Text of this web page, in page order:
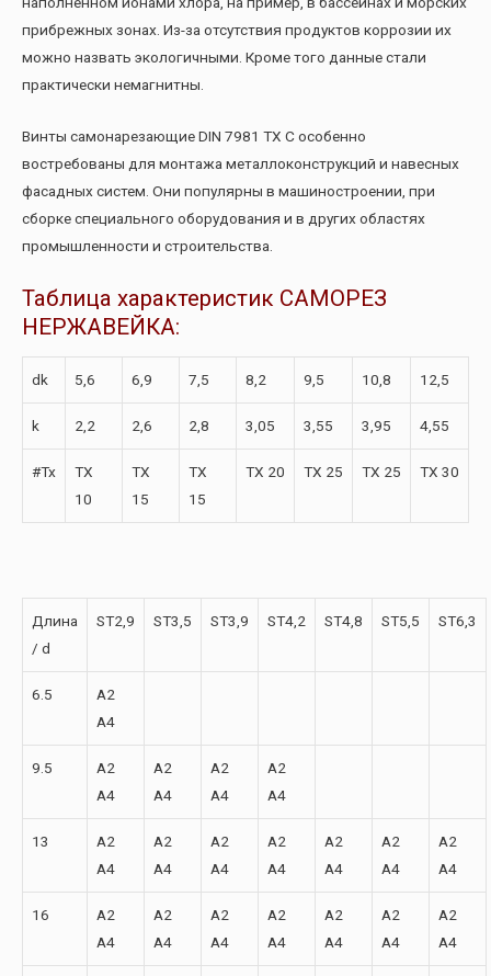
прибрежных зонах. Из-за отсутствия продуктов коррозии их
можно назвать экологичными. Кроме того данные стали
практически немагнитны.
Винты самонарезающие DIN 7981 TX C особенно
востребованы для монтажа металлоконструкций и навесных
фасадных систем. Они популярны в машиностроении, при
сборке специального оборудования и в других областях
промышленности и строительства.
Таблица характеристик САМОРЕЗ
НЕРЖАВЕЙКА:
dk 5,6 6,9 7,5 8,2 9,5 10,8 12,5
k 2,2 2,6 2,8 3,05 3,55 3,95 4,55
#Tx
TX
10
TX
15
TX
15
TX 20 TX 25 TX 25 TX 30
Длина
/ d
ST2,9 ST3,5 ST3,9 ST4,2 ST4,8 ST5,5 ST6,3
6.5
A2
A4
9.5
A2
A4
A2
A4
A2
A4
A2
A4
13
A2
A4
A2
A4
A2
A4
A2
A4
A2
A4
A2
A4
A2
A4
16
A2
A4
A2
A4
A2
A4
A2
A4
A2
A4
A2
A4
A2
A4